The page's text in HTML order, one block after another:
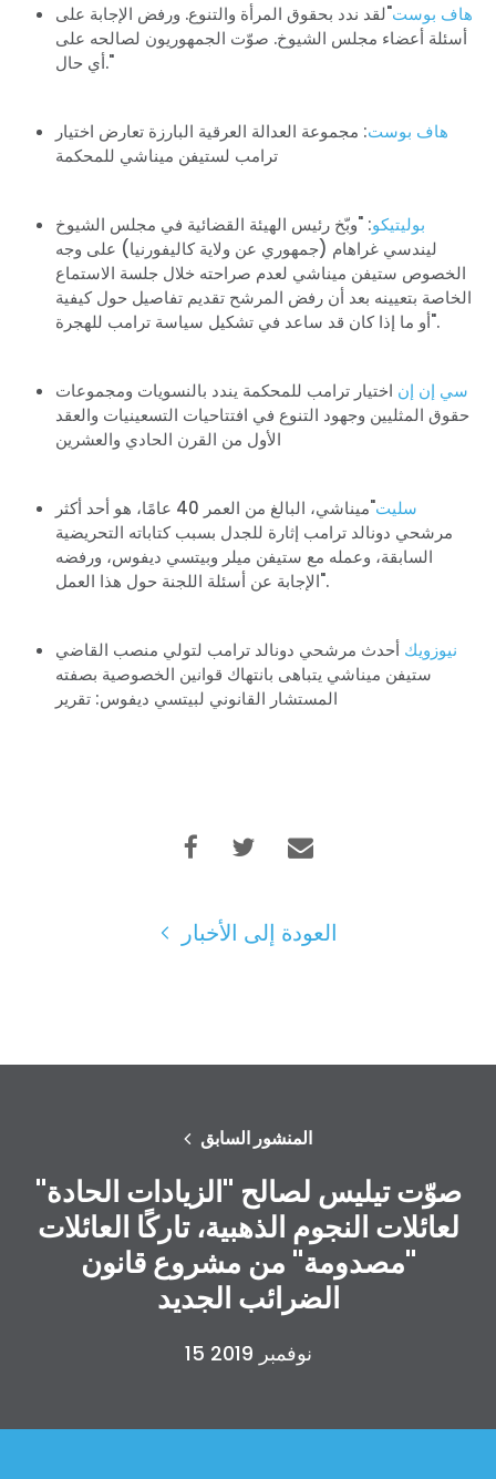
الصحافة
الإجراء
Vote
تبرع
هاف بوست"لقد ندد بحقوق المرأة والتنوع. ورفض الإجابة على
أسئلة أعضاء مجلس الشيوخ. صوّت الجمهوريون لصالحه على
أي حال."
هاف بوست: مجموعة العدالة العرقية البارزة تعارض اختيار
ترامب لستيفن ميناشي للمحكمة
بوليتيكو: "وبّخ رئيس الهيئة القضائية في مجلس الشيوخ
ليندسي غراهام (جمهوري عن ولاية كاليفورنيا) على وجه
الخصوص ستيفن ميناشي لعدم صراحته خلال جلسة الاستماع
الخاصة بتعيينه بعد أن رفض المرشح تقديم تفاصيل حول كيفية
أو ما إذا كان قد ساعد في تشكيل سياسة ترامب للهجرة".
سي إن إن اختيار ترامب للمحكمة يندد بالنسويات ومجموعات
حقوق المثليين وجهود التنوع في افتتاحيات التسعينيات والعقد
الأول من القرن الحادي والعشرين
سليت
"ميناشي، البالغ من العمر 40 عامًا، هو أحد أكثر
مرشحي دونالد ترامب إثارة للجدل بسبب كتاباته التحريضية
السابقة، وعمله مع ستيفن ميلر وبيتسي ديفوس، ورفضه
الإجابة عن أسئلة اللجنة حول هذا العمل".
نيوزويك أحدث مرشحي دونالد ترامب لتولي منصب القاضي
ستيفن ميناشي يتباهى بانتهاك قوانين الخصوصية بصفته
المستشار القانوني لبيتسي ديفوس: تقرير
العودة إلى الأخبار
المنشور السابق
صوّت تيليس لصالح "الزيادات الحادة"
لعائلات النجوم الذهبية، تاركًا العائلات
"مصدومة" من مشروع قانون
الضرائب الجديد
15 نوفمبر 2019